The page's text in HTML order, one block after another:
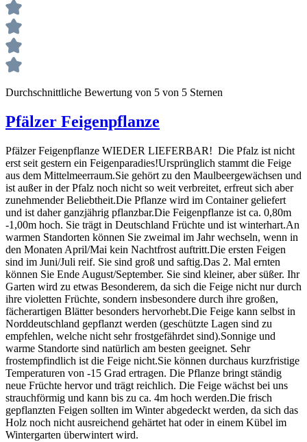
Durchschnittliche Bewertung von 5 von 5 Sternen
Pfälzer Feigenpflanze
Pfälzer Feigenpflanze WIEDER LIEFERBAR! Die Pfalz ist nicht
erst seit gestern ein Feigenparadies!Ursprünglich stammt die Feige
aus dem Mittelmeerraum.Sie gehört zu den Maulbeergewächsen und
ist außer in der Pfalz noch nicht so weit verbreitet, erfreut sich aber
zunehmender Beliebtheit.Die Pflanze wird im Container geliefert
und ist daher ganzjährig pflanzbar.Die Feigenpflanze ist ca. 0,80m
-1,00m hoch. Sie trägt in Deutschland Früchte und ist winterhart.An
warmen Standorten können Sie zweimal im Jahr wechseln, wenn in
den Monaten April/Mai kein Nachtfrost auftritt.Die ersten Feigen
sind im Juni/Juli reif. Sie sind groß und saftig.Das 2. Mal ernten
können Sie Ende August/September. Sie sind kleiner, aber süßer. Ihr
Garten wird zu etwas Besonderem, da sich die Feige nicht nur durch
ihre violetten Früchte, sondern insbesondere durch ihre großen,
fächerartigen Blätter besonders hervorhebt.Die Feige kann selbst in
Norddeutschland gepflanzt werden (geschützte Lagen sind zu
empfehlen, welche nicht sehr frostgefährdet sind).Sonnige und
warme Standorte sind natürlich am besten geeignet. Sehr
frostempfindlich ist die Feige nicht.Sie können durchaus kurzfristige
Temperaturen von -15 Grad ertragen. Die Pflanze bringt ständig
neue Früchte hervor und trägt reichlich. Die Feige wächst bei uns
strauchförmig und kann bis zu ca. 4m hoch werden.Die frisch
gepflanzten Feigen sollten im Winter abgedeckt werden, da sich das
Holz noch nicht ausreichend gehärtet hat oder in einem Kübel im
Wintergarten überwintert wird.